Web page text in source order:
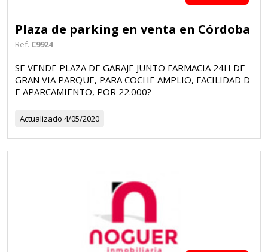
Plaza de parking en venta en Córdoba
Ref. C9924
SE VENDE PLAZA DE GARAJE JUNTO FARMACIA 24H DE
GRAN VIA PARQUE, PARA COCHE AMPLIO, FACILIDAD D
E APARCAMIENTO, POR 22.000?
Actualizado 4/05/2020